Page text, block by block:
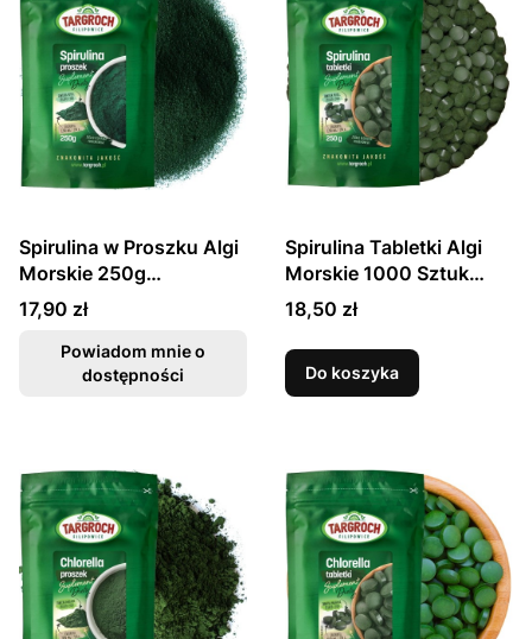
Spirulina w Proszku Algi
Morskie 250g
TARGROCH
Cena
17,90 zł
Powiadom mnie o
dostępności
Spirulina Tabletki Algi
Morskie 1000 Sztuk
250g TARGROCH
Cena
18,50 zł
Do koszyka